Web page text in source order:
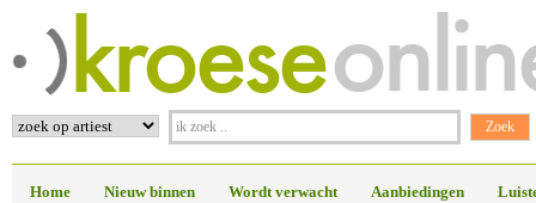
Home Nieuw binnen Wordt verwacht Aanbiedingen